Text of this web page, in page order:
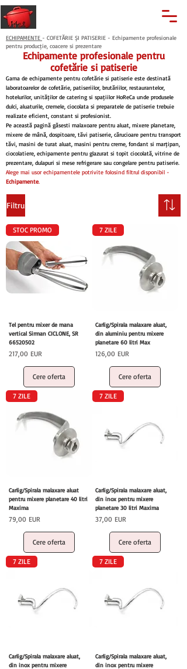
ECHIPAMENTE - COFETĂRIE ȘI PATISERIE - Echipamente profesionale
pentru producție, coacere și prezentare
Echipamente profesionale pentru
cofetărie și patiserie
Gama de echipamente pentru cofetărie și patiserie este destinată
laboratoarelor de cofetărie, patiseriilor, brutăriilor, restaurantelor,
hotelurilor, unităților de catering și spațiilor HoReCa unde produsele
dulci, aluaturile, cremele, ciocolata și preparatele de patiserie trebuie
realizate eficient, constant și profesionist.
Pe această pagină găsești malaxoare pentru aluat, mixere planetare,
mixere de mână, dospitoare, tăvi patiserie, cărucioare pentru transport
tăvi, mașini de turat aluat, mașini pentru creme, fondant și marțipan,
ciocolatiere, echipamente pentru glazurat și topit ciocolată, vitrine de
prezentare, dulapuri și mese refrigerare sau congelare pentru patiserie.
Alege mai ușor echipamentele potrivite folosind filtrul disponibil -
Echipamente.
Filtru
STOC PROMO
Tel pentru mixer de mana
vertical Sirman CICLONE, SR
66520502
Preț
217,00 EUR
Cere oferta
7 ZILE
Carlig/Spirala malaxare aluat,
din aluminiu pentru mixere
planetare 60 litri Max
Preț
126,00 EUR
Cere oferta
7 ZILE
Carlig/Spirala malaxare aluat
pentru mixere planetare 40 litri
Maxima
Preț
79,00 EUR
Cere oferta
7 ZILE
Carlig/Spirala malaxare aluat,
din inox pentru mixere
planetare 30 litri Maxima
Preț
37,00 EUR
Cere oferta
7 ZILE
Carlig/Spirala malaxare aluat,
din inox pentru mixere
7 ZILE
Carlig/Spirala malaxare aluat,
din inox pentru mixere